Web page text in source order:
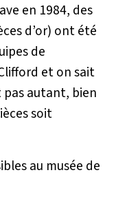
en 1984, des
d’or) ont été
de
et on sait
pas autant, bien
soit
au musée de